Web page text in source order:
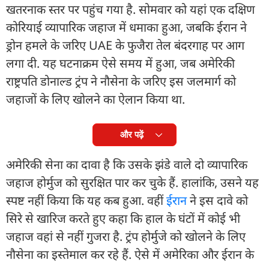
खतरनाक स्तर पर पहुंच गया है. सोमवार को यहां एक दक्षिण
कोरियाई व्यापारिक जहाज में धमाका हुआ, जबकि ईरान ने
ड्रोन हमले के जरिए UAE के फुजैरा तेल बंदरगाह पर आग
लगा दी. यह घटनाक्रम ऐसे समय में हुआ, जब अमेरिकी
राष्ट्रपति डोनाल्ड ट्रंप ने नौसेना के जरिए इस जलमार्ग को
जहाजों के लिए खोलने का ऐलान किया था.
और पढ़ें
अमेरिकी सेना का दावा है कि उसके झंडे वाले दो व्यापारिक
जहाज होर्मुज को सुरक्षित पार कर चुके हैं. हालांकि, उसने यह
स्पष्ट नहीं किया कि यह कब हुआ. वहींईरानने इस दावे को
सिरे से खारिज करते हुए कहा कि हाल के घंटों में कोई भी
जहाज वहां से नहीं गुजरा है. ट्रंप होर्मुजे को खोलने के लिए
नौसेना का इस्तेमाल कर रहे हैं. ऐसे में अमेरिका और ईरान के